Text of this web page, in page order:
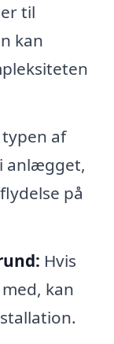
til
kan
af
anlægget,
på
Hvis
kan